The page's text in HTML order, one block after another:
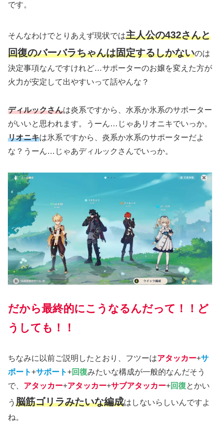
です。
そんなわけでとりあえず現状では主人公の432さんと
回復のバーバラちゃんは固定するしかないのは
決定事項なんですけれど…サポーターのお嬢を変えた方が
火力が安定して出やすいって話やんな？
ディルックさんは炎系ですから、水系か氷系のサポーター
がいいと思われます。うーん…じゃあリオニキでいっか。
リオニキは氷系ですから、炎系か水系のサポーターだよ
な？うーん…じゃあディルックさんでいっか。
だから最終的にこうなるんだって！！ど
うしても！！
ちなみに以前ご説明したとおり、フツーはアタッカー+サ
ポート+サポート+回復みたいな構成が一般的なんだそう
で、 アタッカー+アタッカー+サブアタッカー+回復とかい
う 脳筋ゴリラみたいな編成はしないらしいんですよ
ね。